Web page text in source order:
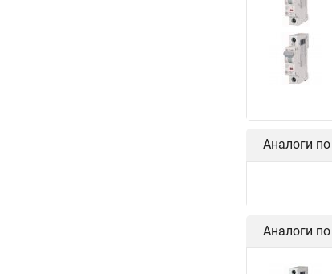
Аналоги
Аналоги